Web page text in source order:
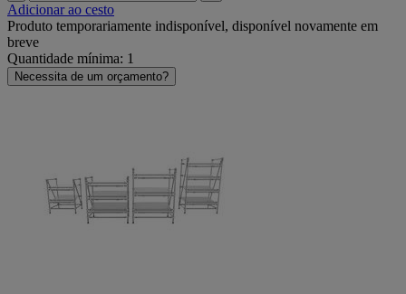
Adicionar ao cesto
Produto temporariamente indisponível, disponível novamente em
breve
Quantidade mínima: 1
Necessita de um orçamento?